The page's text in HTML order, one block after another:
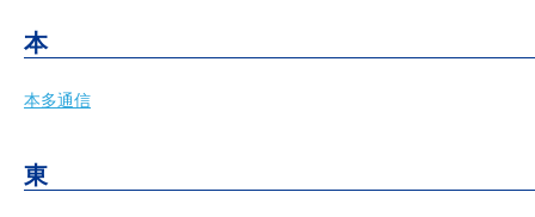
本
本多通信
東